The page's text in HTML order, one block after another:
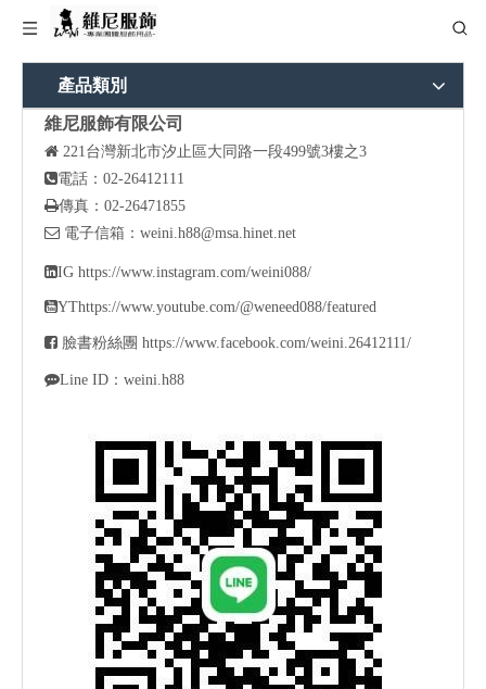
產品類別
維尼服飾有限公司
 221台灣新北市汐止區大同路一段499號3樓之3
電話：02-26412111
傳真：02-26471855
 電子信箱： weini.h88@msa.hinet.net
IG https://www.instagram.com/weini088/
YThttps://www.youtube.com/@weneed088/featured
 臉書粉絲團 https://www.facebook.com/weini.26412111/
Line ID：weini.h88